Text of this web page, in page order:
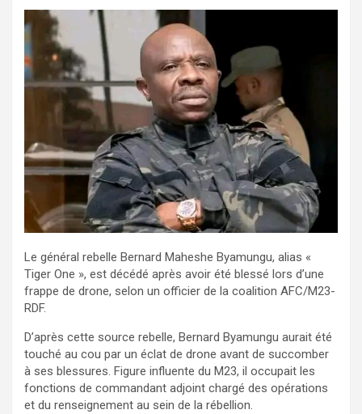
Le général rebelle Bernard Maheshe Byamungu, alias «
Tiger One », est décédé après avoir été blessé lors d’une
frappe de drone, selon un officier de la coalition AFC/M23-
RDF.
D’après cette source rebelle, Bernard Byamungu aurait été
touché au cou par un éclat de drone avant de succomber
à ses blessures. Figure influente du M23, il occupait les
fonctions de commandant adjoint chargé des opérations
et du renseignement au sein de la rébellion.